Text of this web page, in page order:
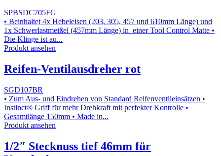
SPBSDC705FG
• Beinhaltet 4x Hebeleisen (203, 305, 457 und 610mm Länge) und
1x Schwerlastmeißel (457mm Länge) in einer Tool Control Matte •
Die Klinge ist au...
Produkt ansehen
Reifen-Ventilausdreher rot
SGD107BR
• Zum Aus- und Eindrehen von Standard Reifenventileinsätzen •
Instinct® Griff für mehr Drehkraft mit perfekter Kontrolle •
Gesamtlänge 150mm • Made in...
Produkt ansehen
1/2″ Stecknuss tief 46mm für